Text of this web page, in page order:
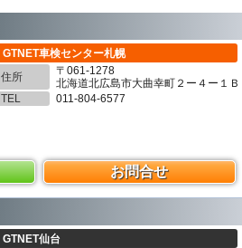
GTNET車検センター札幌
住所
〒061-1278
北海道北広島市大曲幸町２ー４ー１Ｂ
TEL
011-804-6577
お問合せ
GTNET仙台